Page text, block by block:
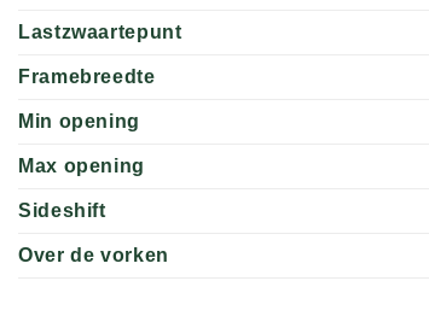
Lastzwaartepunt
Framebreedte
Min opening
Max opening
Sideshift
Over de vorken